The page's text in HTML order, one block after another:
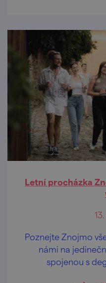
Letní procházka
Poznejte Znojmo
námi na
spojenou s